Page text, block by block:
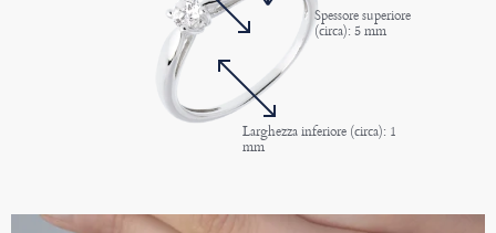
Spessore superiore
(circa): 5 mm
Larghezza inferiore (circa): 1
mm